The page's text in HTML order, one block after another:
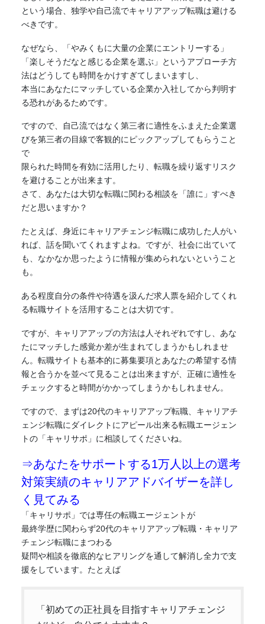
という場合、独学や自己流でキャリアアップ転職は避ける
べきです。
なぜなら、「やみくもに大量の企業にエントリーする」
「楽しそうだなと感じる企業を選ぶ」というアプローチ方
法はどうしても時間をかけすぎてしまいますし、
本当にあなたにマッチしている企業か入社してから判明す
る恐れがあるためです。
ですので、自己流ではなく第三者に適性をふまえた企業選
びを第三者の目線で客観的にピックアップしてもらうこと
で
限られた時間を有効に活用したり、転職を繰り返すリスク
を避けることが出来ます。
さて、あなたは大切な転職に関わる相談を「誰に」すべき
だと思いますか？
たとえば、身近にキャリアチェンジ転職に成功した人がい
れば、話を聞いてくれますよね。ですが、社会に出ていて
も、なかなか思ったように情報が集められないということ
も。
ある程度自分の条件や待遇を汲んだ求人票を紹介してくれ
る転職サイトを活用することは大切です。
ですが、キャリアアップの方法は人それぞれですし、あな
たにマッチした感覚か差が生まれてしまうかもしれませ
ん。転職サイトも基本的に募集要項とあなたの希望する情
報と合うかを並べて見ることは出来ますが、正確に適性を
チェックすると時間がかかってしまうかもしれません。
ですので、まずは20代のキャリアアップ転職、キャリアチ
ェンジ転職にダイレクトにアピール出来る転職エージェン
トの「キャリサポ」に相談してくださいね。
⇒あなたをサポートする1万人以上の選考
対策実績のキャリアアドバイザーを詳し
く見てみる
「キャリサポ」では専任の転職エージェントが
最終学歴に関わらず20代のキャリアアップ転職・キャリア
チェンジ転職にまつわる
疑問や相談を徹底的なヒアリングを通して解消し全力で支
援をしています。たとえば
「初めての正社員を目指すキャリアチェンジ